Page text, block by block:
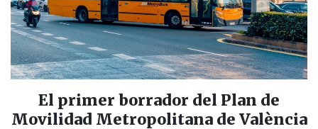
El primer borrador del Plan de
Movilidad Metropolitana de València